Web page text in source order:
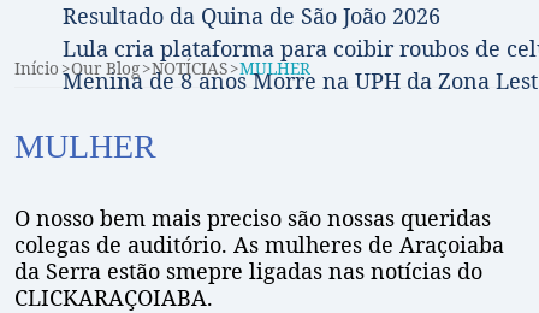
Resultado da Quina de São João 2026
Lula cria plataforma para coibir roubos de
Menina de 8 anos Morre na UPH da Zona
Início Our Blog NOTÍCIAS MULHER
MULHER
O nosso bem mais preciso são nossas queridas
colegas de auditório. As mulheres de Araçoiaba
da Serra estão smepre ligadas nas notícias do
CLICKARAÇOIABA.